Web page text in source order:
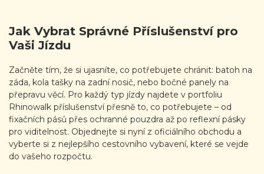
Jak Vybrat Správné Příslušenství pro
Vaši Jízdu
Začněte tím, že si ujasníte, co potřebujete chránit: batoh na
záda, kola tašky na zadní nosič, nebo bočné panely na
přepravu věcí. Pro každý typ jízdy najdete v portfoliu
Rhinowalk příslušenství přesně to, co potřebujete – od
fixačních pásů přes ochranné pouzdra až po reflexní pásky
pro viditelnost. Objednejte si nyní z oficiálního obchodu a
vyberte si z nejlepšího cestovního vybavení, které se vejde
do vašeho rozpočtu.